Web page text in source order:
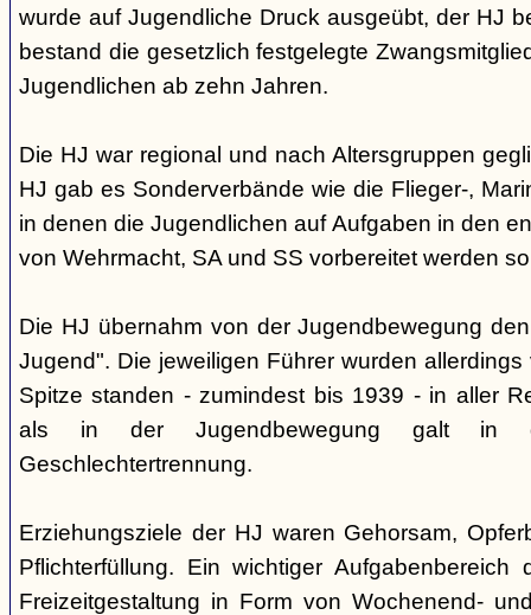
wurde auf Jugendliche Druck ausgeübt, der HJ
bestand die gesetzlich festgelegte
Jugendlichen ab zehn Jahren.
Die HJ war regional und nach Altersgruppen
HJ gab es Sonderverbände wie die Flieger-,
in denen die Jugendlichen auf Aufgaben in den
von Wehrmacht, SA und SS vorbereitet werden
Die HJ übernahm von der Jugendbewegung
Jugend". Die jeweiligen Führer wurden
Spitze standen - zumindest bis 1939 - in aller
als in der Jugendbewegung galt in
Geschlechtertrennung.
Erziehungsziele der HJ waren Gehorsam,
Pflichterfüllung. Ein wichtiger
Freizeitgestaltung in Form von Wochenend-